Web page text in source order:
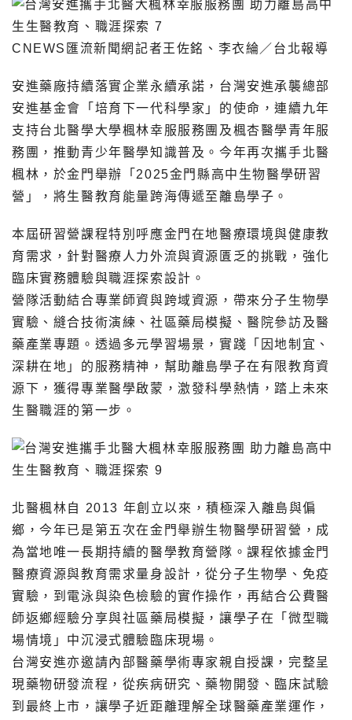
CNEWS匯流新聞網記者王佐銘、李衣綸／台北報導
安進藥廠持續落實企業永續承諾，台灣安進承襲總部
安進基金會「培育下一代科學家」的使命，連續九年
支持台北醫學大學楓林幸服服務團及楓杏醫學青年服
務團，推動青少年醫學知識普及。今年再次攜手北醫
楓林，於金門舉辦「2025金門縣高中生物醫學研習
營」，將生醫教育能量跨海傳遞至離島學子。
本屆研習營課程特別呼應金門在地醫療環境與健康教
育需求，針對醫療人力外流與資源匱乏的挑戰，強化
臨床實務體驗與職涯探索設計。
營隊活動結合專業師資與跨域資源，帶來分子生物學
實驗、縫合技術演練、社區藥局模擬、醫院參訪及醫
藥產業專題。透過多元學習場景，實踐「因地制宜、
深耕在地」的服務精神，幫助離島學子在有限教育資
源下，獲得專業醫學啟蒙，激發科學熱情，踏上未來
生醫職涯的第一步。
北醫楓林自 2013 年創立以來，積極深入離島與偏
鄉，今年已是第五次在金門舉辦生物醫學研習營，成
為當地唯一長期持續的醫學教育營隊。課程依據金門
醫療資源與教育需求量身設計，從分子生物學、免疫
實驗，到電泳與染色檢驗的實作操作，再結合公費醫
師返鄉經驗分享與社區藥局模擬，讓學子在「微型職
場情境」中沉浸式體驗臨床現場。
台灣安進亦邀請內部醫藥學術專家親自授課，完整呈
現藥物研發流程，從疾病研究、藥物開發、臨床試驗
到最終上市，讓學子近距離理解全球醫藥產業運作，